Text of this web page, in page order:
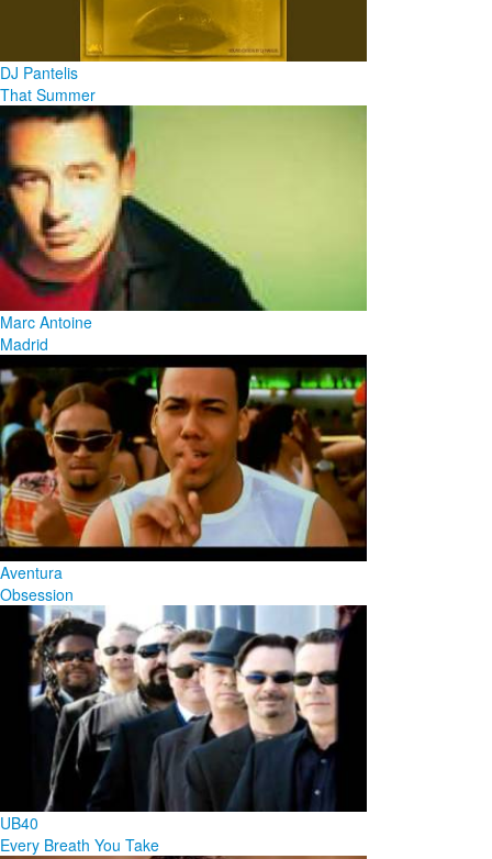
DJ Pantelis
That Summer
Marc Antoine
Madrid
Aventura
Obsession
UB40
Every Breath You Take